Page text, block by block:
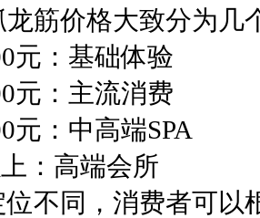
筋价格大致分为几
元：基础体验
元：主流消费
元：中高端SPA
：高端会所
不同，消费者可以